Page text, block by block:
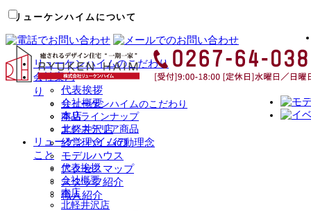
り
リューケンハイムのこだわり
商品ラインナップ
エクステリア商品
リューケンハイムの
こと
代表挨拶
会社概要
本店
北軽井沢店
リューケンハイムについて
リューケンハイムのこだわり
会社案内
代表挨拶
会社概要
本店
北軽井沢店
経営理念・行動理念
モデルハウス
アクセスマップ
スタッフ紹介
職人紹介